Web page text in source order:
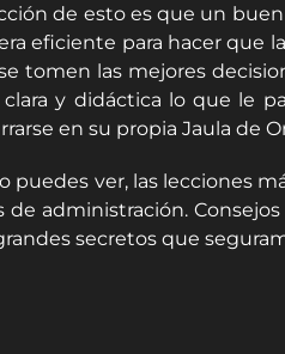
de esto es que un
eficiente para hacer que
tomen las mejores
y didáctica lo que le
en su propia Jaula de
puedes ver, las lecciones
de administración.
secretos que